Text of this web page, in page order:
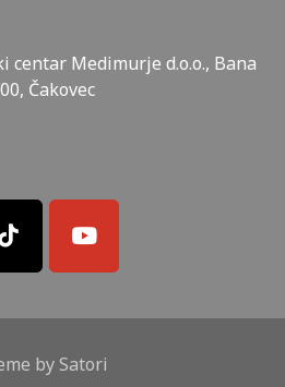
centar Medimurje d.o.o., Bana
Čakovec
by Satori